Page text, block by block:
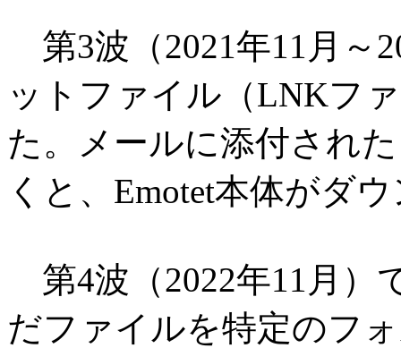
第3波（2021年11月～
ットファイル（LNKフ
た。メールに添付され
くと、Emotet本体がダ
第4波（2022年11月）
だファイルを特定のフ